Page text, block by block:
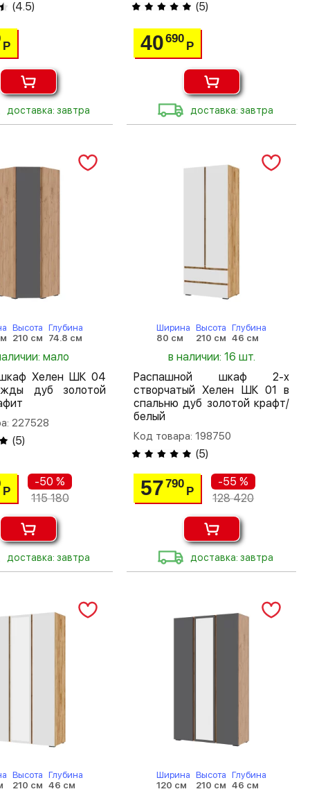
(4.5)
Р
доставка: завтра
(5)
40690
Р
доставка: завтра
Высота
210 см
Глубина
74.8 см
мало
Хелен ШК 04
дуб золотой
227528
(5)
Р
-50 %
115 180
доставка: завтра
Ширина
80 см
Высота
210 см
Глубина
46 см
в наличии: 16 шт.
Распашной шкаф 2-х
створчатый Хелен ШК 01 в
спальню дуб золотой крафт/
белый
Код товара: 198750
(5)
57790
Р
-55 %
128 420
доставка: завтра
Высота
210 см
Глубина
46 см
Ширина
120 см
Высота
210 см
Глубина
46 см